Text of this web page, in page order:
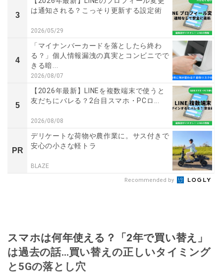
3
は通知される？こっそり更新する設定術
2026/05/29
4
「マイナンバーカードを落としたら終わ
る？」個人情報漏洩の真実とコンビニでで
きる暗...
2026/08/07
5
【2026年最新】LINEを複数端末で使うと
友だちにバレる？2台目スマホ・PCロ...
2026/08/08
PR
デリケートな荷物や農作業に。サス付きで
安心の小さな軽トラ
BLAZE
Recommended by
スマホは何年使える？「2年で買い替え」
は過去の話…買い替えの正しいタイミング
と5Gの落とし穴